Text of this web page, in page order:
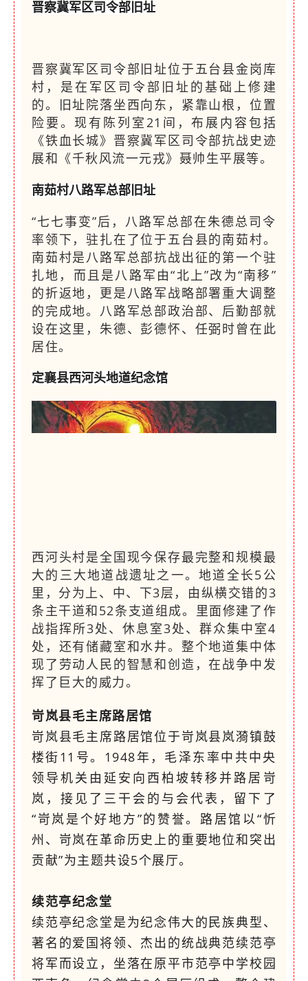
晋察冀军区司令部旧址
晋察冀军区司令部旧址位于五台县金岗库
村，是在军区司令部旧址的基础上修建
的。旧址院落坐西向东，紧靠山根，位置
险要。现有陈列室21间，布展内容包括
《铁血长城》晋察冀军区司令部抗战史迹
展和《千秋风流一元戎》聂帅生平展等。
南茹村八路军总部旧址
“七七事变”后，八路军总部在朱德总司令
率领下，驻扎在了位于五台县的南茹村。
南茹村是八路军总部抗战出征的第一个驻
扎地，而且是八路军由“北上”改为“南移”
的折返地，更是八路军战略部署重大调整
的完成地。八路军总部政治部、后勤部就
设在这里，朱德、彭德怀、任弼时曾在此
居住。
定襄县西河头地道纪念馆
西河头村是全国现今保存最完整和规模最
大的三大地道战遗址之一。地道全长5公
里，分为上、中、下3层，由纵横交错的3
条主干道和52条支道组成。里面修建了作
战指挥所3处、休息室3处、群众集中室4
处，还有储藏室和水井。整个地道集中体
现了劳动人民的智慧和创造，在战争中发
挥了巨大的威力。
岢岚县毛主席路居馆
岢岚县毛主席路居馆位于岢岚县岚漪镇鼓
楼街11号。1948年，毛泽东率中共中央
领导机关由延安向西柏坡转移并路居岢
岚，接见了三干会的与会代表，留下了
“岢岚是个好地方”的赞誉。路居馆以“忻
州、岢岚在革命历史上的重要地位和突出
贡献”为主题共设5个展厅。
续范亭纪念堂
续范亭纪念堂是为纪念伟大的民族典型、
著名的爱国将领、杰出的统战典范续范亭
将军而设立，坐落在原平市范亭中学校园